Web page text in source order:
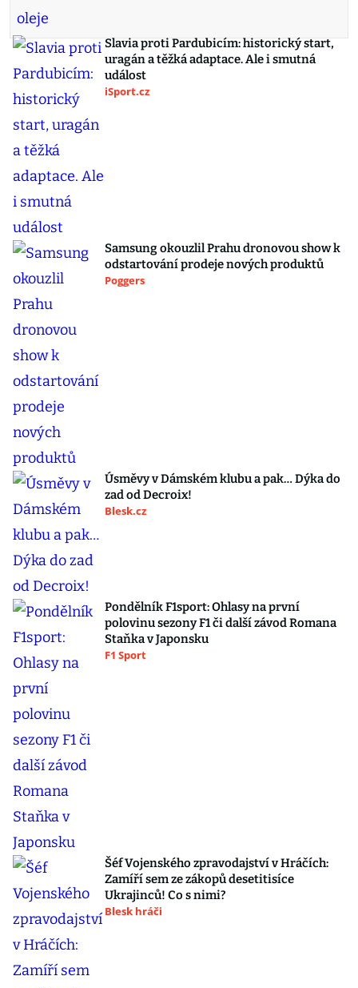
Slavia proti Pardubicím: historický start,
uragán a těžká adaptace. Ale i smutná
událost
iSport.cz
Samsung okouzlil Prahu dronovou show k
odstartování prodeje nových produktů
Poggers
Úsměvy v Dámském klubu a pak… Dýka do
zad od Decroix!
Blesk.cz
Pondělník F1sport: Ohlasy na první
polovinu sezony F1 či další závod Romana
Staňka v Japonsku
F1 Sport
Šéf Vojenského zpravodajství v Hráčích:
Zamíří sem ze zákopů desetitisíce
Ukrajinců! Co s nimi?
Blesk hráči